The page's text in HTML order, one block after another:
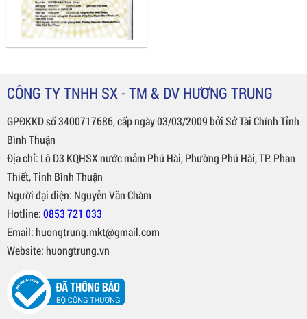
CÔNG TY TNHH SX - TM & DV HƯƠNG TRUNG
GPĐKKD số 3400717686, cấp ngày 03/03/2009 bởi Sở Tài Chính Tỉnh
Bình Thuận
Địa chỉ: Lô D3 KQHSX nước mắm Phú Hài, Phường Phú Hài, TP. Phan
Thiết, Tỉnh Bình Thuận
Người đại diện: Nguyễn Văn Chàm
Hotline:0853 721 033
Email: huongtrung.mkt@gmail.com
Website: huongtrung.vn